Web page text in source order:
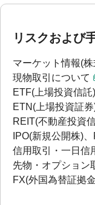
リスクおよび
マーケット情報(
現物取引について
ETF(上場投資信託
ETN(上場投資証
REIT(不動産投資
IPO(新規公開株)
信用取引・一日信
先物・オプション
FX(外国為替証拠